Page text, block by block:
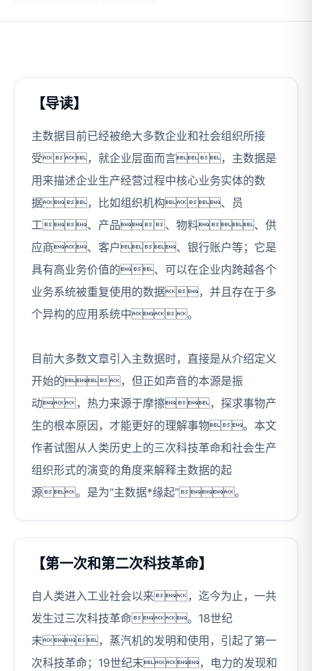
【导读】
主数据目前已经被绝大多数企业和社会组织所接
受，就企业层面而言，主数据是
用来描述企业生产经营过程中核心业务实体的数
据，比如组织机构、员
工、产品、物料、供
应商、客户、银行账户等；它是
具有高业务价值的、可以在企业内跨越各个
业务系统被重复使用的数据，并且存在于多
个异构的应用系统中。
目前大多数文章引入主数据时，直接是从介绍定义
开始的，但正如声音的本源是振
动，热力来源于摩擦，探求事物产
生的根本原因，才能更好的理解事物。本文
作者试图从人类历史上的三次科技革命和社会生产
组织形式的演变的角度来解释主数据的起
源。是为“主数据*缘起”。
【第一次和第二次科技革命】
自人类进入工业社会以来，迄今为止，一共
发生过三次科技革命。18世纪
末，蒸汽机的发明和使用，引起了第一
次科技革命；19世纪末，电力的发现和